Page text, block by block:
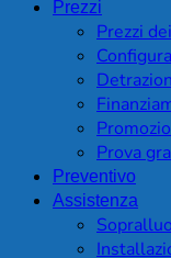
Prezzi
Prezzi
Prova
Preventivo
Assistenza